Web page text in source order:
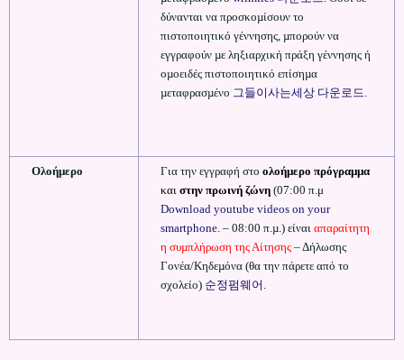
δύνανται να προσκοµίσουν το
πιστοποιητικό γέννησης, µπορούν να
εγγραφούν µε ληξιαρχική πράξη γέννησης ή
οµοειδές πιστοποιητικό επίσηµα
µεταφρασµένο 그들이사는세상 다운로드.
Ολοήµερο Για την εγγραφή στο ολοήµερο πρόγραµµα
και στην πρωινή ζώνη (07:00 π.μ
Download youtube videos on your
smartphone. – 08:00 π.µ.) είναι απαραίτητη
η συµπλήρωση της Αίτησης – Δήλωσης
Γονέα/Κηδεµόνα (θα την πάρετε από το
σχολείο) 순정펌웨어 .